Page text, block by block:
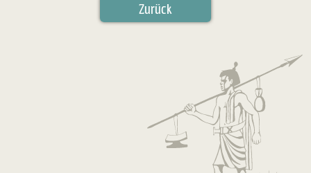
Zurück